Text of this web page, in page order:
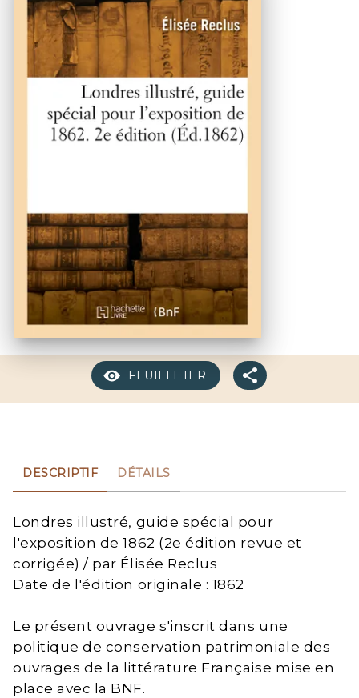
FEUILLETER
DESCRIPTIF DÉTAILS
Londres illustré, guide spécial pour
l'exposition de 1862 (2e édition revue et
corrigée) / par Élisée Reclus
Date de l'édition originale : 1862
Le présent ouvrage s'inscrit dans une
politique de conservation patrimoniale des
ouvrages de la littérature Française mise en
place avec la BNF.